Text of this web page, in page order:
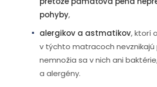
pohyby,
alergikov a astmatikov, ktorí
v týchto matracoch nevznikajú
nemnožia sa v nich ani
a alergény.